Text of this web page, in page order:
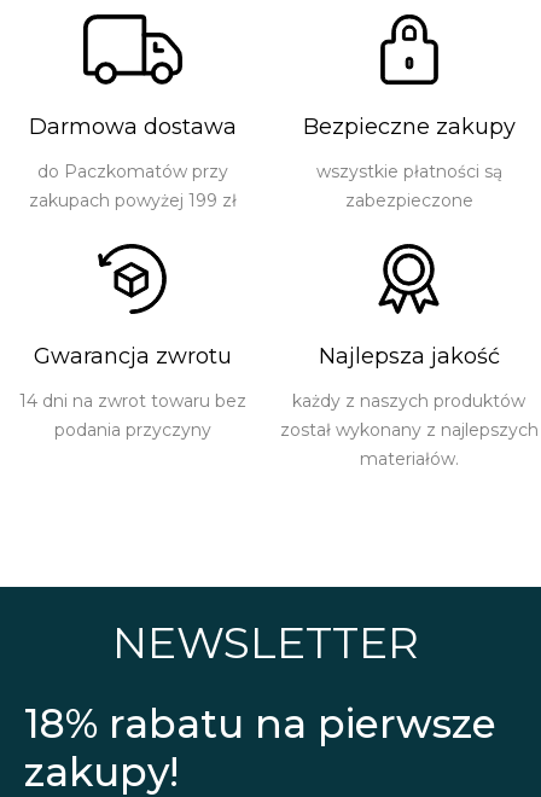
Darmowa dostawa
do Paczkomatów przy
zakupach powyżej 199 zł
Bezpieczne zakupy
wszystkie płatności są
zabezpieczone
Gwarancja zwrotu
14 dni na zwrot towaru bez
podania przyczyny
Najlepsza jakość
każdy z naszych produktów
został wykonany z najlepszych
materiałów.
NEWSLETTER
18% rabatu na pierwsze
zakupy!